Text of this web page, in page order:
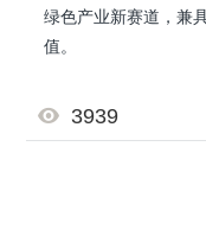
绿色产业新赛道，兼
值。
3939